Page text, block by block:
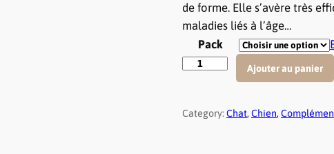
de forme. Elle s’avère très
maladies liés à l’âge…
Pack
n
Ajouter au panier
Category: Chat, Chien,